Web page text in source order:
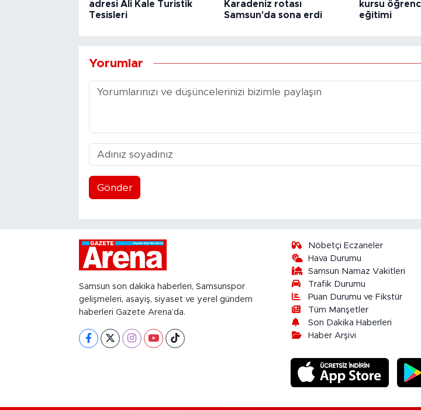
adresi Ali Kale Turistik
Tesisleri
Karadeniz rotası
Samsun'da sona erdi
kursu
eğitimi
Yorumlar
Gönder
Samsun son dakika haberleri, Samsunspor
gelişmeleri, asayiş, siyaset ve yerel gündem
haberleri Gazete Arena’da.
Nöbetçi Eczaneler
Hava Durumu
Samsun Namaz Vakitleri
Trafik Durumu
Puan Durumu ve Fikstür
Tüm Manşetler
Son Dakika Haberleri
Haber Arşivi